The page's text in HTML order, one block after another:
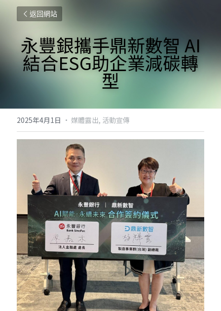
返回網站
永豐銀攜手鼎新數智 AI
結合ESG助企業減碳轉
型
2025年4月1日 · 媒體露出, 活動宣傳